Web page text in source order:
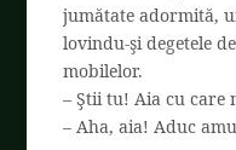
jumătate adormită,
lovindu-şi degetele
mobilelor.
– Ştii tu! Aia cu care
– Aha, aia! Aduc